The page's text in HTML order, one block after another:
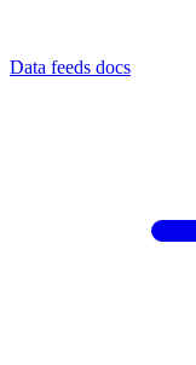
Data feeds docs